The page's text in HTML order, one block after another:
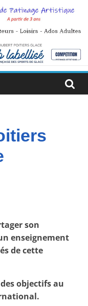
son
enseignement
de cette
objectifs au